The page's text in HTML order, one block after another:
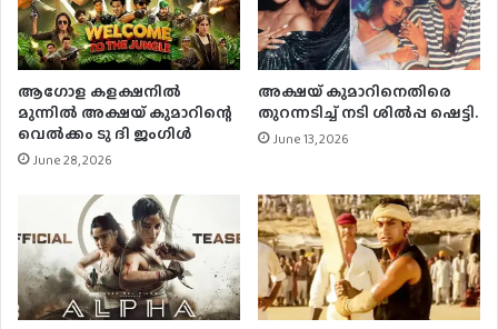
ആഗോള കളക്ഷനിൽ
മുന്നിൽ അക്ഷയ് കുമാറിന്റെ
വെൽക്കം ടു ദി ജംഗിൾ
June 28, 2026
അക്ഷയ് കുമാറിനെതിരെ
തുറന്നടിച്ച് നടി ശിൽപ്പ ഷെട്ടി.
June 13, 2026